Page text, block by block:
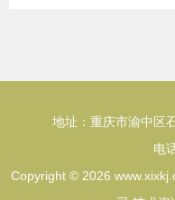
地址：重庆市渝中区
电
Copyright © 2026